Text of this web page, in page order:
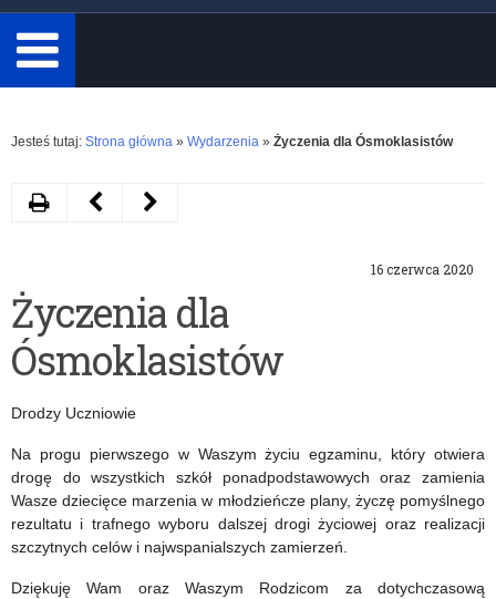
minimum
3
znaki.
Rozwiń
Jesteś tutaj: Strona główna » Wydarzenia » Życzenia dla Ósmoklasistów
16 czerwca 2020
Życzenia dla
Ósmoklasistów
Drodzy Uczniowie
Na progu pierwszego w Waszym życiu egzaminu, który otwiera
drogę do wszystkich szkół ponadpodstawowych oraz zamienia
Wasze dziecięce marzenia w młodzieńcze plany, życzę pomyślnego
rezultatu i trafnego wyboru dalszej drogi życiowej oraz realizacji
szczytnych celów i najwspanialszych zamierzeń.
Dziękuję Wam oraz Waszym Rodzicom za dotychczasową
DrukujNastępny
Dla
Historii
Poprzedni
o
egzaminie